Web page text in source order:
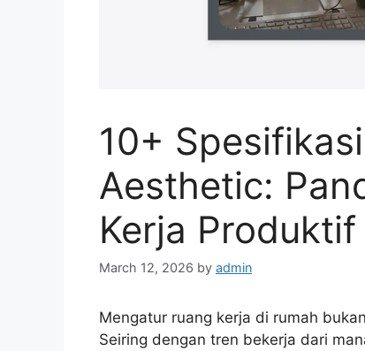
10+
Aesthetic:
Kerja
March 12, 2026 by admin
Mengatur ruang kerja di rumah
Seiring dengan tren bekerja dari